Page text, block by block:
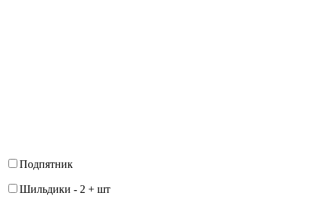
Подпятник
Шильдики - 2 + шт